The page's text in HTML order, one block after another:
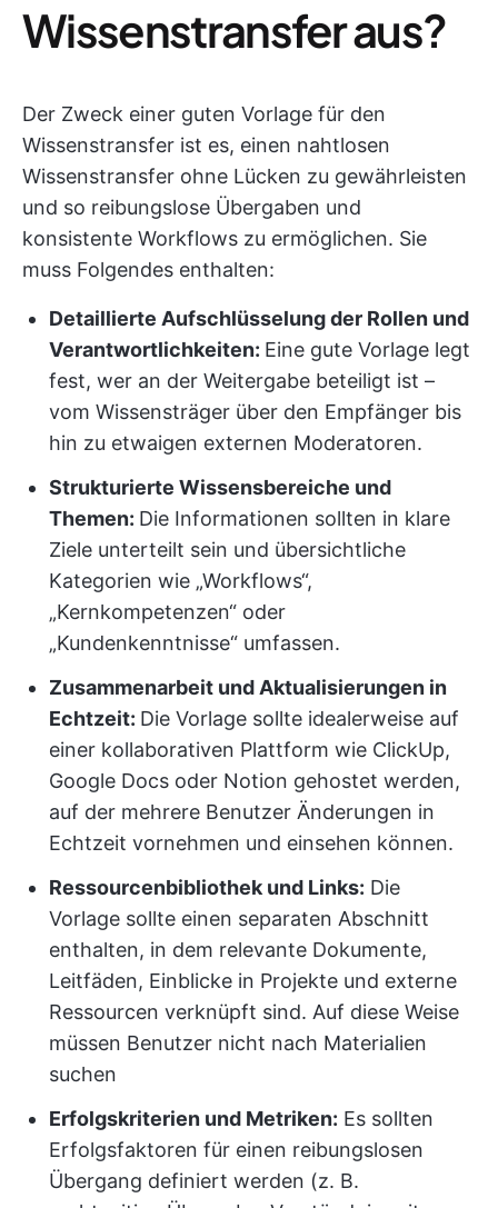
Wissenstransfer aus?
Der Zweck einer guten Vorlage für den
Wissenstransfer ist es, einen nahtlosen
Wissenstransfer ohne Lücken zu gewährleisten
und so reibungslose Übergaben und
konsistente Workflows zu ermöglichen. Sie
muss Folgendes enthalten:
Detaillierte Aufschlüsselung der Rollen und
Verantwortlichkeiten: Eine gute Vorlage legt
fest, wer an der Weitergabe beteiligt ist –
vom Wissensträger über den Empfänger bis
hin zu etwaigen externen Moderatoren.
Strukturierte Wissensbereiche und
Themen: Die Informationen sollten in klare
Ziele unterteilt sein und übersichtliche
Kategorien wie „Workflows“,
„Kernkompetenzen“ oder
„Kundenkenntnisse“ umfassen.
Zusammenarbeit und Aktualisierungen in
Echtzeit: Die Vorlage sollte idealerweise auf
einer kollaborativen Plattform wie ClickUp,
Google Docs oder Notion gehostet werden,
auf der mehrere Benutzer Änderungen in
Echtzeit vornehmen und einsehen können.
Ressourcenbibliothek und Links: Die
Vorlage sollte einen separaten Abschnitt
enthalten, in dem relevante Dokumente,
Leitfäden, Einblicke in Projekte und externe
Ressourcen verknüpft sind. Auf diese Weise
müssen Benutzer nicht nach Materialien
suchen
Erfolgskriterien und Metriken: Es sollten
Erfolgsfaktoren für einen reibungslosen
Übergang definiert werden (z. B.